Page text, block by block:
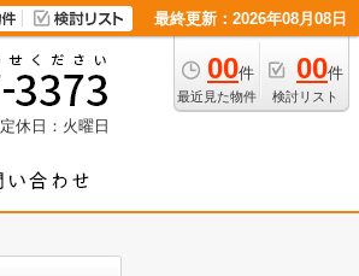
最終更新：2026年08月08日
00件
最近見た物件
00件
検討リスト
定休日：火曜日